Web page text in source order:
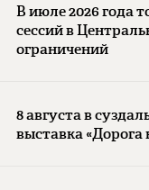
В июле 2026 года
сессий в
ограничений
8 августа в
выставка «Дорога